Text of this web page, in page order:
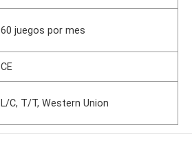
60 juegos por mes
CE
L/C, T/T, Western Union